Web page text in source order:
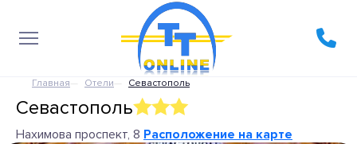
Главная Отели Севастополь
Севастополь
Нахимова проспект, 8 Расположение на карте